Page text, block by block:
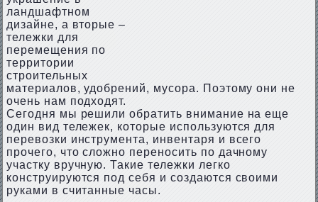
ландшафтном
дизайне, а вторые –
тележки для
перемещения по
территории
строительных
материалов, удобрений, мусора. Поэтому они не
очень нам подходят.
Сегодня мы решили обратить внимание на еще
один вид тележек, которые используются для
перевозки инструмента, инвентаря и всего
прочего, что сложно переносить по дачному
участку вручную. Такие тележки легко
конструируются под себя и создаются своими
руками в считанные часы.